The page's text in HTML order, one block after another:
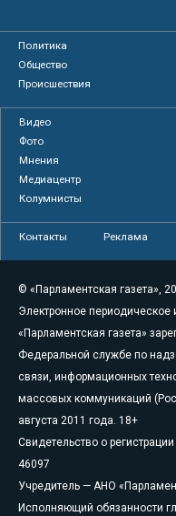
Политика
Общество
Происшествия
Видео
Фото
Мнения
Медиацентр
Колумнисты
Контакты Реклама
© «Парламентская газета»,
Электронное периодическое
«Парламентская газета»
Федеральной службе по
связи, информационных
массовых коммуникаций
августа 2011 года. 18+
Свидетельство о
46097
Учредитель — АНО
Исполняющий обязанности